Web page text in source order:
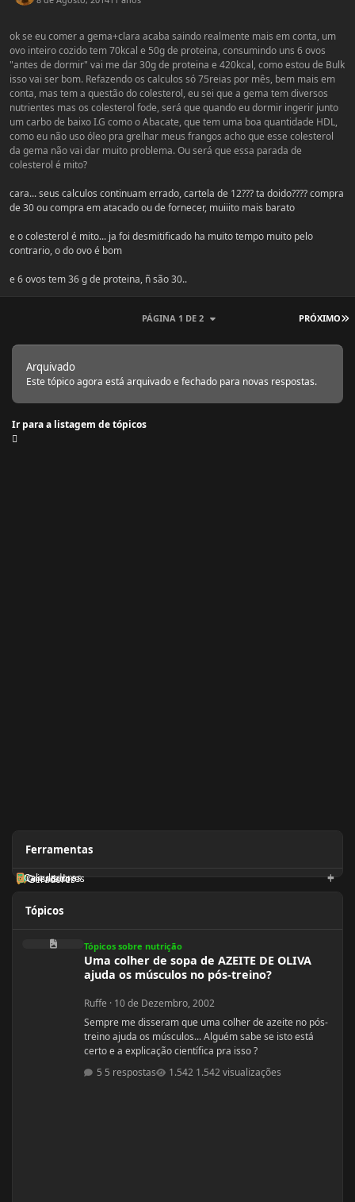
ok se eu comer a gema+clara acaba saindo realmente mais em conta, um
ovo inteiro cozido tem 70kcal e 50g de proteina, consumindo uns 6 ovos
"antes de dormir" vai me dar 30g de proteina e 420kcal, como estou de Bulk
isso vai ser bom. Refazendo os calculos só 75reias por mês, bem mais em
conta, mas tem a questão do colesterol, eu sei que a gema tem diversos
nutrientes mas os colesterol fode, será que quando eu dormir ingerir junto
um carbo de baixo I.G como o Abacate, que tem uma boa quantidade HDL,
como eu não uso óleo pra grelhar meus frangos acho que esse colesterol
da gema não vai dar muito problema. Ou será que essa parada de
colesterol é mito?
cara... seus calculos continuam errado, cartela de 12??? ta doido???? compra
de 30 ou compra em atacado ou de fornecer, muiiito mais barato
e o colesterol é mito... ja foi desmitificado ha muito tempo muito pelo
contrario, o do ovo é bom
e 6 ovos tem 36 g de proteina, ñ são 30..
PRÓXIMO
PÁGINA 1 DE 2
Arquivado
Este tópico agora está arquivado e fechado para novas respostas.
Ir para a listagem de tópicos
Ferramentas
Geradores
Orientadores
Calculadoras
Tópicos
Uma colher de sopa de AZEITE DE OLIVA ajuda os músculos no pós-treino?
Tópicos sobre nutrição
Uma colher de sopa de AZEITE DE OLIVA
ajuda os músculos no pós-treino?
Ruffe · 10 de Dezembro, 2002
Sempre me disseram que uma colher de azeite no pós-
treino ajuda os músculos... Alguém sabe se isto está
certo e a explicação científica pra isso ?
5 respostas
1.542 visualizações